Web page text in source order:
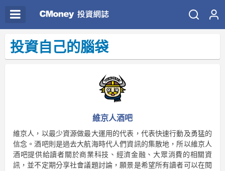
投資自己的腦袋
維京人酒吧
維京人，以最少資源做最大運用的代表，代表快速行動及勇猛的
信念。酒吧則是過去大航海時代人們資訊的集散地，所以維京人
酒吧提供給讀者關於商業科技、經濟金融、大眾消費的相關資
訊，並不定期分享社會議題討論，願景是希望所有讀者可以在閱